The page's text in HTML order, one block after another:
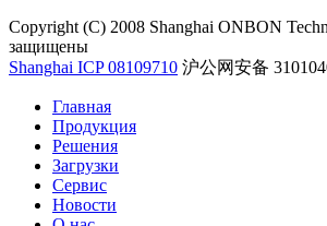
Copyright (C) 2008 Shanghai ONBON
защищены
Shanghai ICP 08109710 沪公网安备
Главная
Продукция
Решения
Загрузки
Сервис
Новости